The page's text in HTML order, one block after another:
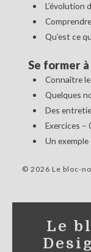
L’évolution
Qu’est ce
Se former
Connaître
Quelques
Des
Exercices –
Un
© 2026 Le bloc-
Le